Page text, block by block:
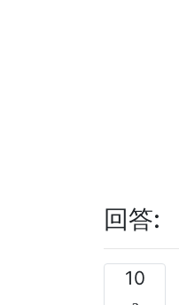
回答:
10